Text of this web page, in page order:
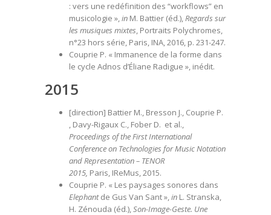
: vers une redéfinition des “workflows” en
musicologie »,in M. Battier (éd.),Regards sur
les musiques mixtes, Portraits Polychromes,
n°23 hors série, Paris, INA, 2016, p. 231-247.
Couprie P. « Immanence de la forme dans
le cycle Adnos d’Éliane Radigue », inédit.
2015
[direction] Battier M., Bresson J., Couprie P.
, Davy-Rigaux C., Fober D. et al.,
Proceedings of the First International
Conference on Technologies for Music Notation
and Representation – TENOR
2015, Paris, IReMus, 2015.
Couprie P. « Les paysages sonores dans
Elephantde Gus Van Sant »,in L. Stranska,
H. Zénouda (éd.),Son-Image-Geste. Une